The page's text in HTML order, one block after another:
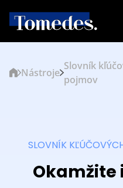
Nástroje
Slovník
pojmov
SLOVNÍK